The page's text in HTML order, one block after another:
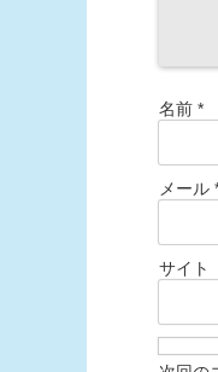
名前 *
メール
サイト